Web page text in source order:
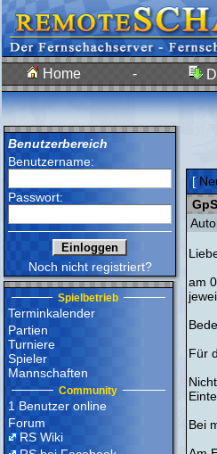
Home -
Benutzerbereich
Benutzername:
Passwort:
Noch nicht registriert?
Spielbetrieb
Terminkalender
Partien
Turniere
Spieler
Mannschaften
Community
1 Benutzer online
Forum
RS Wiki
[
am
Für
Bei